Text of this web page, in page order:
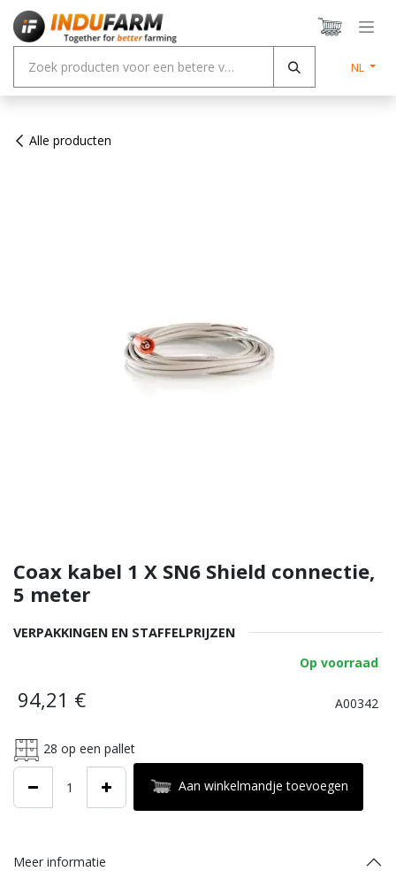
Overslaan naar inhoud
NL
Alle producten
Coax kabel 1 X SN6 Shield connectie,
5 meter
VERPAKKINGEN EN STAFFELPRIJZEN
Op voorraad
94,21 € A00342
28 op een pallet
Aan winkelmandje toevoegen
Meer informatie